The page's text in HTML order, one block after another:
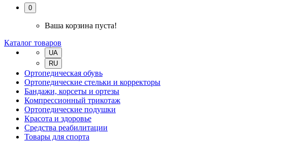
0
Ваша корзина пуста!
Каталог товаров
UA
RU
Ортопедическая обувь
Ортопедические стельки и корректоры
Бандажи, корсеты и ортезы
Компрессионный трикотаж
Ортопедические подушки
Красота и здоровье
Средства реабилитации
Товары для спорта